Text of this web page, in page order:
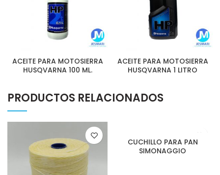
ACEITE PARA MOTOSIERRA
HUSQVARNA 100 ML.
ACEITE PARA MOTOSIERRA
HUSQVARNA 1 LITRO
PRODUCTOS RELACIONADOS
CUCHILLO PARA PAN
SIMONAGGIO